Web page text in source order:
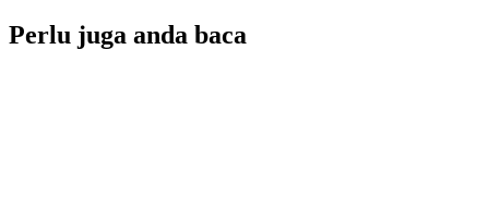
Perlu juga anda baca